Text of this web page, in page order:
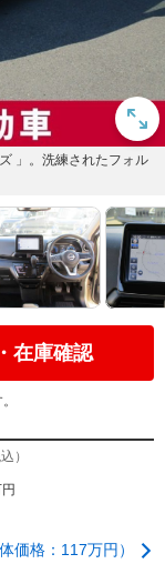
」。洗練されたフォル
在庫確認
）
価格：117万円）